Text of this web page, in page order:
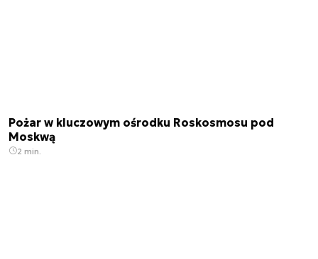
Pożar w kluczowym ośrodku Roskosmosu pod
Moskwą
2 min.